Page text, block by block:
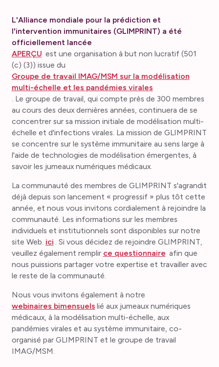
L'Alliance mondiale pour la prédiction et
l'intervention immunitaires (GLIMPRINT) a été
officiellement lancée
APERÇU est une organisation à but non lucratif (501
(c) (3)) issue du
Groupe de travail IMAG/MSM sur la modélisation
multi-échelle et les pandémies virales
. Le groupe de travail, qui compte près de 300 membres
au cours des deux dernières années, continuera de se
concentrer sur sa mission initiale de modélisation multi-
échelle et d'infections virales. La mission de GLIMPRINT
se concentre sur le système immunitaire au sens large à
l'aide de technologies de modélisation émergentes, à
savoir les jumeaux numériques médicaux.
La communauté des membres de GLIMPRINT s'agrandit
déjà depuis son lancement « progressif » plus tôt cette
année, et nous vous invitons cordialement à rejoindre la
communauté. Les informations sur les membres
individuels et institutionnels sont disponibles sur notre
site Web. ici . Si vous décidez de rejoindre GLIMPRINT,
veuillez également remplir ce questionnaire afin que
nous puissions partager votre expertise et travailler avec
le reste de la communauté.
Nous vous invitons également à notre
webinaires bimensuels lié aux jumeaux numériques
médicaux, à la modélisation multi-échelle, aux
pandémies virales et au système immunitaire, co-
organisé par GLIMPRINT et le groupe de travail
IMAG/MSM.